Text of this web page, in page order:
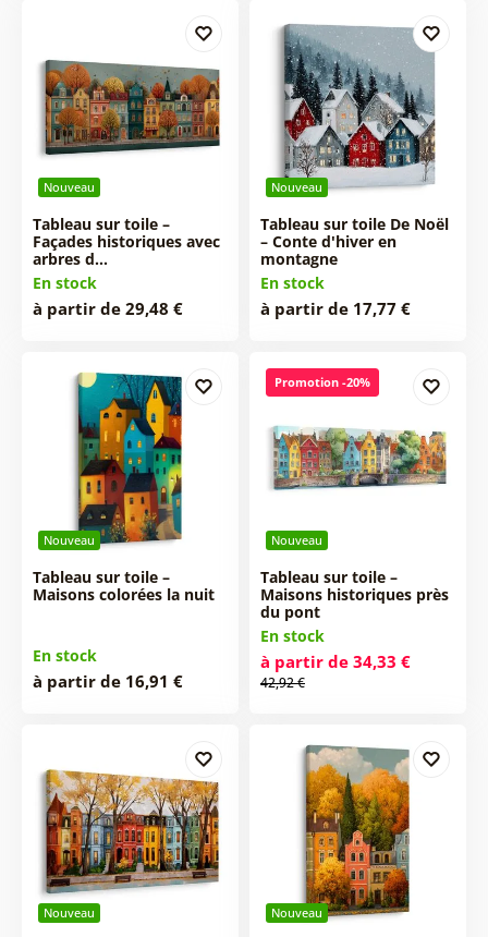
Nouveau
Tableau sur toile –
Façades historiques avec
arbres d…
En stock
à partir de 29,48 €
Nouveau
Tableau sur toile De Noël
– Conte d'hiver en
montagne
En stock
à partir de 17,77 €
Nouveau
Tableau sur toile –
Maisons colorées la nuit
En stock
à partir de 16,91 €
Nouveau
Promotion -20%
Tableau sur toile –
Maisons historiques près
du pont
En stock
à partir de 34,33 €
42,92 €
Nouveau Nouveau